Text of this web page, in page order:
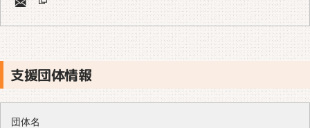
支援団体情報
団体名